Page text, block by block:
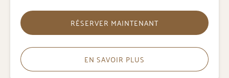
RÉSERVER MAINTENANT
EN SAVOIR PLUS